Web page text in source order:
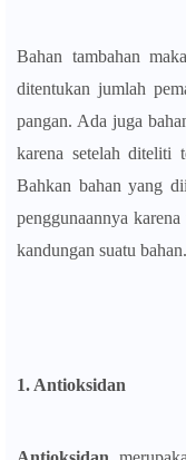
Bahan tambahan
ditentukan jumlah
pangan. Ada juga
karena setelah diteliti
Bahkan bahan yang
penggunaannya
kandungan suatu bahan.
1. Antioksidan